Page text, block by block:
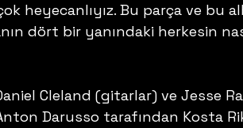
heyecanlıyız. Bu parça ve bu
dört bir yanındaki herkesin
Cleland (gitarlar) ve Jesse
Darusso tarafından Kosta